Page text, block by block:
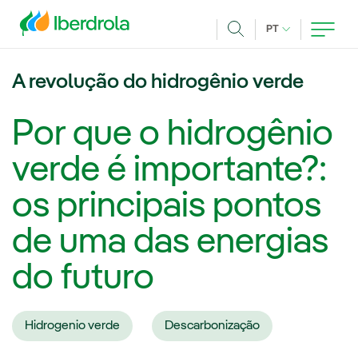
PT IDIOMA ATUAL,
A revolução do hidrogênio verde
Por que o hidrogênio
verde é importante?:
os principais pontos
de uma das energias
do futuro
Hidrogenio verde Descarbonização